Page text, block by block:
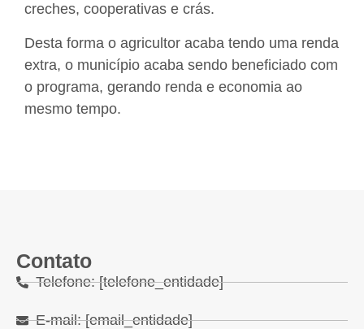
creches, cooperativas e crás.
Desta forma o agricultor acaba tendo uma renda
extra, o município acaba sendo beneficiado com
o programa, gerando renda e economia ao
mesmo tempo.
Contato
Telefone: [telefone_entidade]
E-mail: [email_entidade]